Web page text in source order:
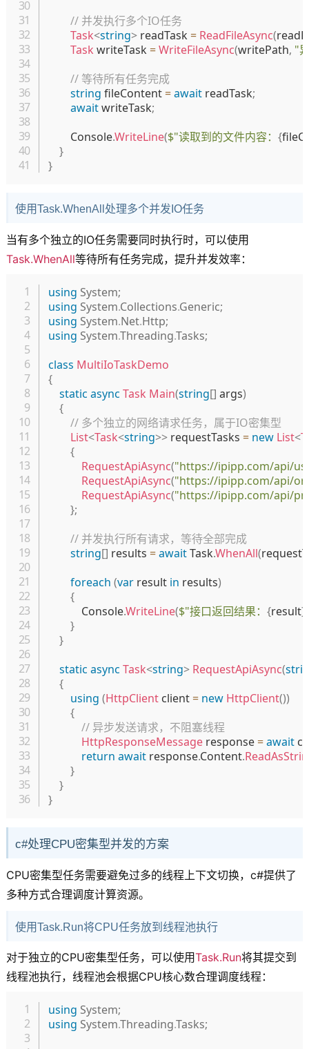
// 并发执行多个IO任务
Task<string> readTask = ReadFileAsync(
Task writeTask =WriteFileAsync(writePath, "
// 等待所有任务完成
string fileContent =await readTask;
await writeTask;
        Console
.WriteLine($"读取到的文件内容： {
}
}
使用Task.WhenAll处理多个并发IO任务
当有多个独立的IO任务需要同时执行时，可以使用
Task.WhenAll等待所有任务完成，提升并发效率：
using System;
using System.Collections.Generic;
using System.Net.Http;
using System.Threading.Tasks;
class MultiIoTaskDemo
{
static async Task Main(string[] args)
{
// 多个独立的网络请求任务，属于IO密集型
List<Task<string>> requestTasks = new List<
{
RequestApiAsync("https://ipipp.com/api/
RequestApiAsync("https://ipipp.com/api/
RequestApiAsync("https://ipipp.com/api/
};
// 并发执行所有请求，等待全部完成
string[] results =await Task.WhenAll(
foreach (var result in results)
{
            Console
.WriteLine($"接口返回结果： {result}
}
}
static async Task<string> RequestApiAsync(
{
using (HttpClient client = new HttpClient())
{
// 异步发送请求，不阻塞线程
HttpResponseMessage response =await
return await response.Content.
}
}
}
c#处理CPU密集型并发的方案
CPU密集型任务需要避免过多的线程上下文切换，c#提供了
多种方式合理调度计算资源。
使用Task.Run将CPU任务放到线程池执行
对于独立的CPU密集型任务，可以使用Task.Run将其提交到
线程池执行，线程池会根据CPU核心数合理调度线程：
using System;
using System.Threading.Tasks;